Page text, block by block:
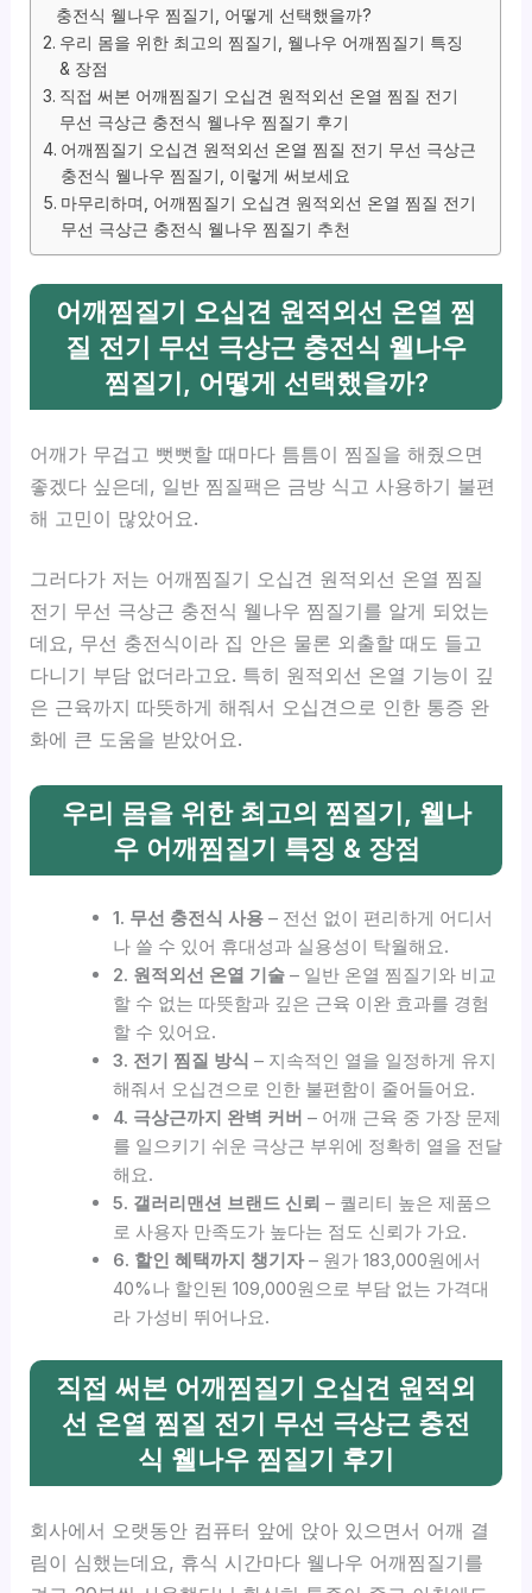
충전식 웰나우 찜질기, 어떻게 선택했을까?
우리 몸을 위한 최고의 찜질기, 웰나우 어깨찜질기 특징
& 장점
직접 써본 어깨찜질기 오십견 원적외선 온열 찜질 전기
무선 극상근 충전식 웰나우 찜질기 후기
어깨찜질기 오십견 원적외선 온열 찜질 전기 무선 극상근
충전식 웰나우 찜질기, 이렇게 써보세요
마무리하며, 어깨찜질기 오십견 원적외선 온열 찜질 전기
무선 극상근 충전식 웰나우 찜질기 추천
어깨찜질기 오십견 원적외선 온열 찜
질 전기 무선 극상근 충전식 웰나우
찜질기, 어떻게 선택했을까?
어깨가 무겁고 뻣뻣할 때마다 틈틈이 찜질을 해줬으면
좋겠다 싶은데, 일반 찜질팩은 금방 식고 사용하기 불편
해 고민이 많았어요.
그러다가 저는 어깨찜질기 오십견 원적외선 온열 찜질
전기 무선 극상근 충전식 웰나우 찜질기를 알게 되었는
데요, 무선 충전식이라 집 안은 물론 외출할 때도 들고
다니기 부담 없더라고요. 특히 원적외선 온열 기능이 깊
은 근육까지 따뜻하게 해줘서 오십견으로 인한 통증 완
화에 큰 도움을 받았어요.
우리 몸을 위한 최고의 찜질기, 웰나
우 어깨찜질기 특징 & 장점
1. 무선 충전식 사용– 전선 없이 편리하게 어디서
나 쓸 수 있어 휴대성과 실용성이 탁월해요.
2. 원적외선 온열 기술– 일반 온열 찜질기와 비교
할 수 없는 따뜻함과 깊은 근육 이완 효과를 경험
할 수 있어요.
3. 전기 찜질 방식 – 지속적인 열을 일정하게 유지
해줘서 오십견으로 인한 불편함이 줄어들어요.
4. 극상근까지 완벽 커버 – 어깨 근육 중 가장 문제
를 일으키기 쉬운 극상근 부위에 정확히 열을 전달
해요.
5. 갤러리맨션 브랜드 신뢰 – 퀄리티 높은 제품으
로 사용자 만족도가 높다는 점도 신뢰가 가요.
6. 할인 혜택까지 챙기자– 원가 183,000원에서
40%나 할인된 109,000원으로 부담 없는 가격대
라 가성비 뛰어나요.
직접 써본 어깨찜질기 오십견 원적외
선 온열 찜질 전기 무선 극상근 충전
식 웰나우 찜질기 후기
회사에서 오랫동안 컴퓨터 앞에 앉아 있으면서 어깨 결
림이 심했는데요, 휴식 시간마다 웰나우 어깨찜질기를